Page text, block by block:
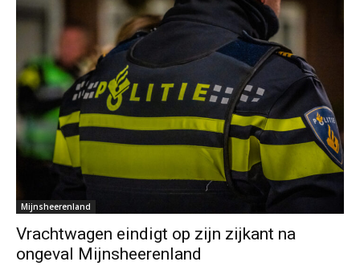
Mijnsheerenland
Vrachtwagen eindigt op zijn zijkant na
ongeval Mijnsheerenland